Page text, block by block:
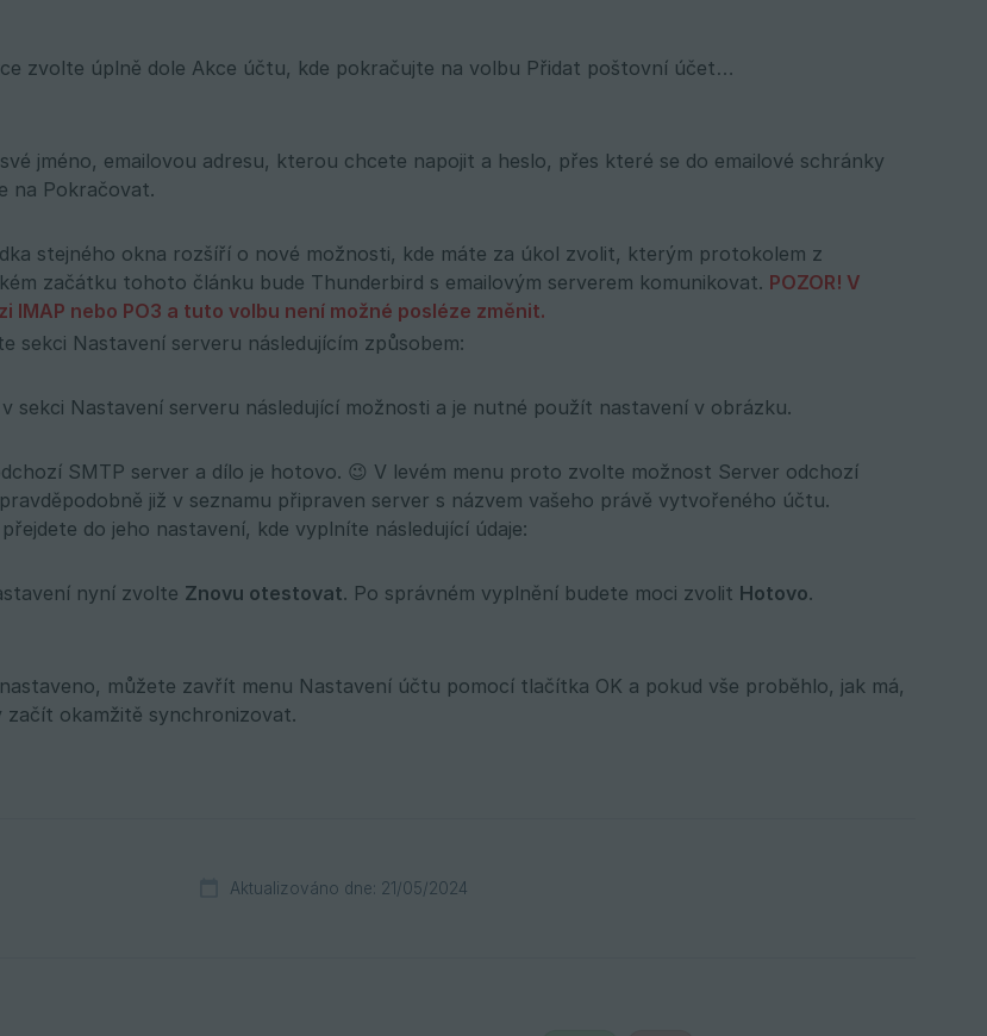
zvolte úplně dole Akce účtu, kde pokračujte na volbu Přidat poštovní účet…
jméno, emailovou adresu, kterou chcete napojit a heslo, přes které se do emailové schránky
na Pokračovat.
stejného okna rozšíří o nové možnosti, kde máte za úkol zvolit, kterým protokolem z
začátku tohoto článku bude Thunderbird s emailovým serverem komunikovat. POZOR! V
IMAP nebo PO3 a tuto volbu není možné posléze změnit.
sekci Nastavení serveru následujícím způsobem:
sekci Nastavení serveru následující možnosti a je nutné použít nastavení v obrázku.
SMTP server a dílo je hotovo. 😉 V levém menu proto zvolte možnost Server odchozí
již v seznamu připraven server s názvem vašeho právě vytvořeného účtu.
do jeho nastavení, kde vyplníte následující údaje:
nyní zvolte Znovu otestovat. Po správném vyplnění budete moci zvolit Hotovo.
můžete zavřít menu Nastavení účtu pomocí tlačítka OK a pokud vše proběhlo, jak má,
začít okamžitě synchronizovat.
Aktualizováno dne: 21/05/2024